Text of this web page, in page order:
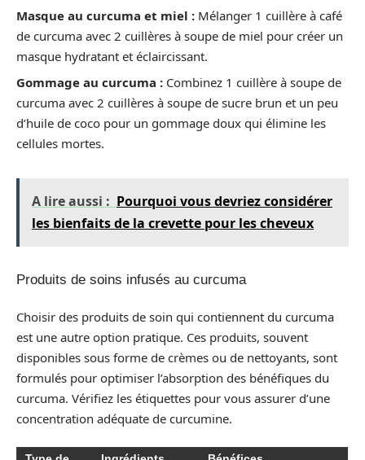
Masque au curcuma et miel : Mélanger 1 cuillère à café
de curcuma avec 2 cuillères à soupe de miel pour créer un
masque hydratant et éclaircissant.
Gommage au curcuma : Combinez 1 cuillère à soupe de
curcuma avec 2 cuillères à soupe de sucre brun et un peu
d’huile de coco pour un gommage doux qui élimine les
cellules mortes.
A lire aussi : Pourquoi vous devriez considérer
les bienfaits de la crevette pour les cheveux
Produits de soins infusés au curcuma
Choisir des produits de soin qui contiennent du curcuma
est une autre option pratique. Ces produits, souvent
disponibles sous forme de crèmes ou de nettoyants, sont
formulés pour optimiser l’absorption des bénéfiques du
curcuma. Vérifiez les étiquettes pour vous assurer d’une
concentration adéquate de curcumine.